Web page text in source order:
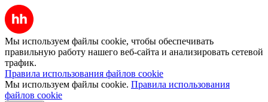
Мы используем файлы cookie, чтобы обеспечивать
правильную работу нашего веб-сайта и анализировать сетевой
трафик.
Правила использования файлов cookie
Мы используем файлы cookie. Правила использования
файлов cookie